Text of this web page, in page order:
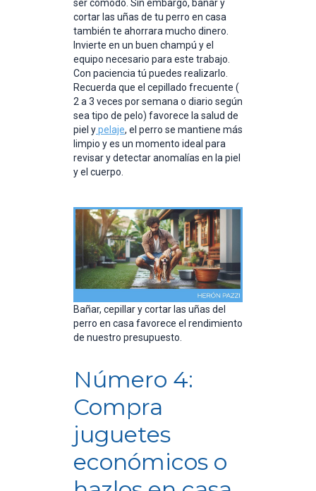
ser cómodo. Sin embargo, bañar y
cortar las uñas de tu perro en casa
también te ahorrara mucho dinero.
Invierte en un buen champú y el
equipo necesario para este trabajo.
Con paciencia tú puedes realizarlo.
Recuerda que el cepillado frecuente (
2 a 3 veces por semana o diario según
sea tipo de pelo) favorece la salud de
piel ypelaje, el perro se mantiene más
limpio y es un momento ideal para
revisar y detectar anomalías en la piel
y el cuerpo.
Bañar, cepillar y cortar las uñas del
perro en casa favorece el rendimiento
de nuestro presupuesto.
Número 4:
Compra
juguetes
económicos o